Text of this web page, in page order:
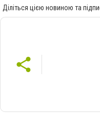
Діліться цією новиною та